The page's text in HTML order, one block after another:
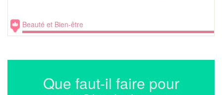
Beauté et Bien-être
Que faut-il faire pour